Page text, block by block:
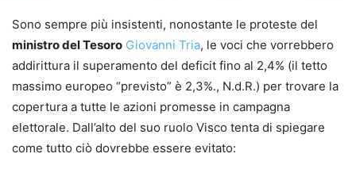
Sono sempre più insistenti, nonostante le proteste del
ministro del Tesoro Giovanni Tria, le voci che vorrebbero
addirittura il superamento del deficit fino al 2,4% (il tetto
massimo europeo “previsto” è 2,3%., N.d.R.) per trovare la
copertura a tutte le azioni promesse in campagna
elettorale. Dall’alto del suo ruolo Visco tenta di spiegare
come tutto ciò dovrebbe essere evitato: